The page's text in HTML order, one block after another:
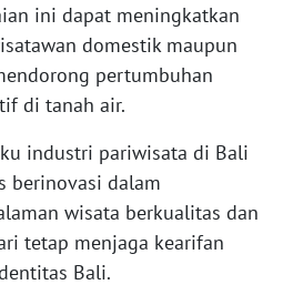
ini dapat meningkatkan
domestik maupun
pertumbuhan
di tanah air.
industri pariwisata di Bali
berinovasi dalam
wisata berkualitas dan
tetap menjaga kearifan
Bali.